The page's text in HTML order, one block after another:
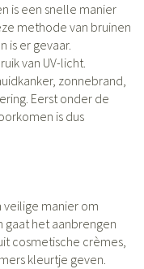
is een snelle manier
methode van bruinen
is er gevaar.
van UV-licht.
zonnebrand,
Eerst onder de
is dus
veilige manier om
gaat het aanbrengen
cosmetische crèmes,
kleurtje geven.